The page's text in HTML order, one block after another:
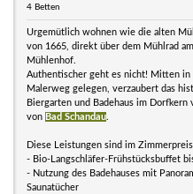
4 Betten
Urgemütlich wohnen wie die alten
von 1665, direkt über dem Mühlrad
Mühlenhof.
Authentischer geht es nicht! Mitten in
Malerweg gelegen, verzaubert das
Biergarten und Badehaus im
von Bad Schandau
Diese Leistungen sind im
- Bio-Langschläfer-Frühstücksbuffet
- Nutzung des Badehauses mit
Saunatücher